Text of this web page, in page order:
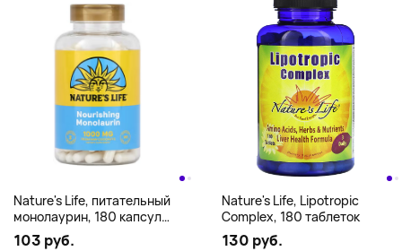
Nature's Life, питательный
монолаурин, 180 капсул
(500 мг в 1 капсуле)
103 руб.
Nature's Life, Lipotropic
Complex, 180 таблеток
130 руб.